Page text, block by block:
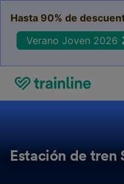
Hasta 90% de
Verano Joven
Estación de tren